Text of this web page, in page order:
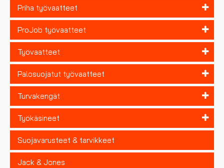
Priha työvaatteet
ProJob työvaatteet
Työvaatteet
Palosuojatut työvaatteet
Turvakengät
Työkäsineet
Suojavarusteet & tarvikkeet
Jack & Jones